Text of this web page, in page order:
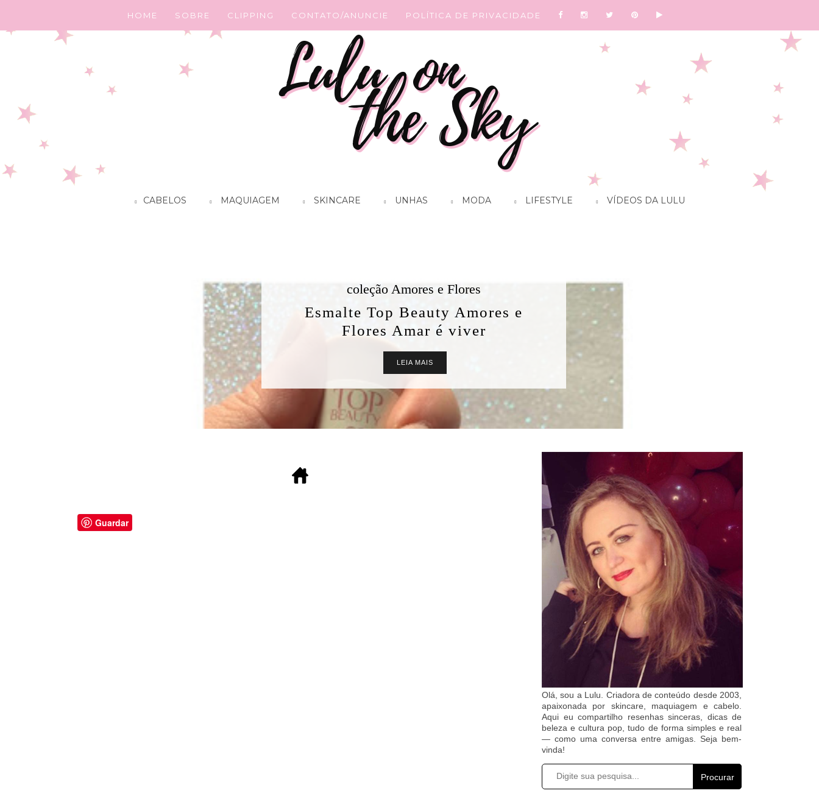
HOME SOBRE CLIPPING CONTATO/ANUNCIE POLÍTICA DE PRIVACIDADE
CABELOS MAQUIAGEM SKINCARE UNHAS MODA LIFESTYLE VÍDEOS DA LULU
coleção Amores e Flores
Esmalte Top Beauty Amores e
Flores Amar é viver
LEIA MAIS
Guardar
Olá, sou a Lulu. Criadora de conteúdo desde 2003,
apaixonada por skincare, maquiagem e cabelo.
Aqui eu compartilho resenhas sinceras, dicas de
beleza e cultura pop, tudo de forma simples e real
— como uma conversa entre amigas. Seja bem-
vinda!
Procurar